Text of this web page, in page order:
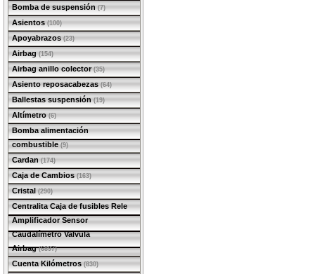
Bomba de suspensión (7)
Asientos (100)
Apoyabrazos (23)
Airbag (154)
Airbag anillo colector (35)
Asiento reposacabezas (64)
Ballestas suspensión (19)
Altímetro (6)
Bomba alimentación
combustible(9)
Cardan (174)
Caja de Cambios (163)
Cristal (290)
Centralita Caja de fusibles Rele
Amplificador Sensor
Caudalímetro Valvula
Airbag(6897)
Cuenta Kilómetros (830)